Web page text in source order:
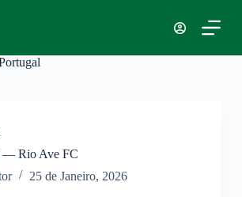
— Rio Ave FC
25 de Janeiro, 2026